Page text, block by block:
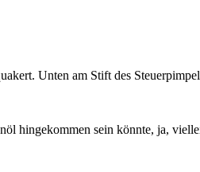
Unten am Stift des
hingekommen sein könnte, ja,